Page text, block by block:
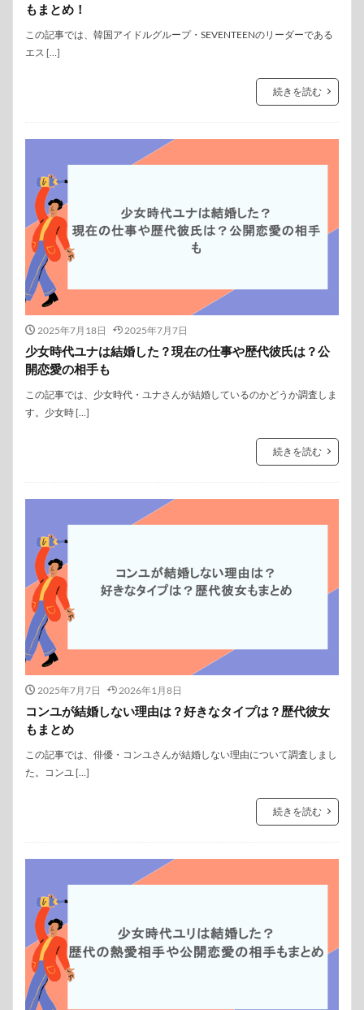
もまとめ！
この記事では、韓国アイドルグループ・SEVENTEENのリーダーである
エス […]
続きを読む
2025年7月18日 2025年7月7日
少女時代ユナは結婚した？現在の仕事や歴代彼氏は？公
開恋愛の相手も
この記事では、少女時代・ユナさんが結婚しているのかどうか調査しま
す。少女時 […]
続きを読む
2025年7月7日 2026年1月8日
コンユが結婚しない理由は？好きなタイプは？歴代彼女
もまとめ
この記事では、俳優・コンユさんが結婚しない理由について調査しまし
た。コンユ […]
続きを読む